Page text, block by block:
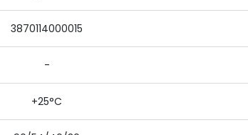
3870114000015
-
+25°C